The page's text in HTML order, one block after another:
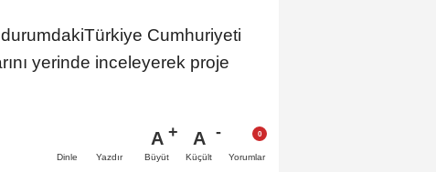
Cumhuriyeti
yerinde inceleyerek proje
Dinle Yazdır
A
Büyüt
A
Küçült Yorumlar